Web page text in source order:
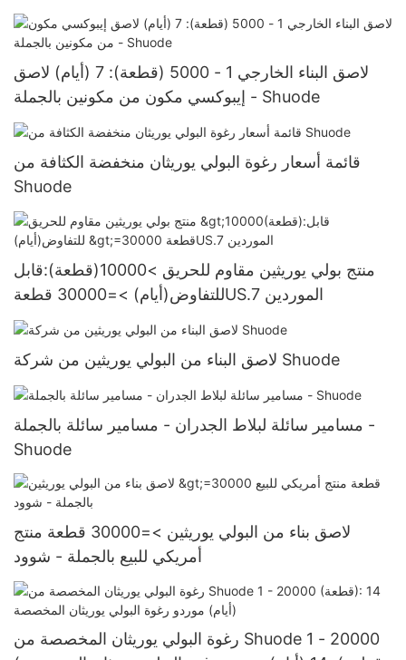
لاصق البناء الخارجي 1 - 5000 (قطعة): 7 (أيام) لاصق
إيبوكسي مكون من مكونين بالجملة - Shuode
قائمة أسعار رغوة البولي يوريثان منخفضة الكثافة من
Shuode
منتج بولي يوريثين مقاوم للحريق >10000(قطعة):قابل
للتفاوض(أيام) >=30000 قطعةUS.7 الموردين
لاصق البناء من البولي يوريثين من شركة Shuode
مسامير سائلة لبلاط الجدران - مسامير سائلة بالجملة -
Shuode
لاصق بناء من البولي يوريثين >=30000 قطعة منتج
أمريكي للبيع بالجملة - شوود
رغوة البولي يوريثان المخصصة من Shuode 1 - 20000